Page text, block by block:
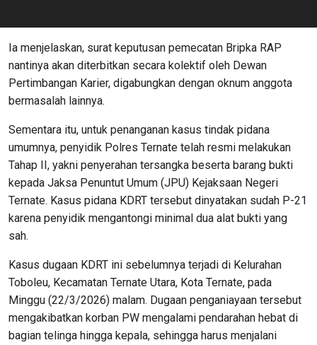
Ia menjelaskan, surat keputusan pemecatan Bripka RAP
nantinya akan diterbitkan secara kolektif oleh Dewan
Pertimbangan Karier, digabungkan dengan oknum anggota
bermasalah lainnya.
Sementara itu, untuk penanganan kasus tindak pidana
umumnya, penyidik Polres Ternate telah resmi melakukan
Tahap II, yakni penyerahan tersangka beserta barang bukti
kepada Jaksa Penuntut Umum (JPU) Kejaksaan Negeri
Ternate. Kasus pidana KDRT tersebut dinyatakan sudah P-21
karena penyidik mengantongi minimal dua alat bukti yang
sah.
Kasus dugaan KDRT ini sebelumnya terjadi di Kelurahan
Toboleu, Kecamatan Ternate Utara, Kota Ternate, pada
Minggu (22/3/2026) malam. Dugaan penganiayaan tersebut
mengakibatkan korban PW mengalami pendarahan hebat di
bagian telinga hingga kepala, sehingga harus menjalani